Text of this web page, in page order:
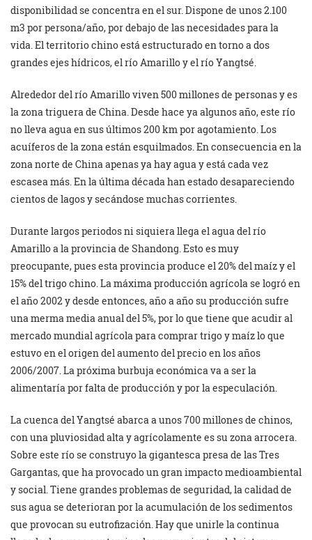
disponibilidad se concentra en el sur. Dispone de unos 2.100
m3 por persona/año, por debajo de las necesidades para la
vida. El territorio chino está estructurado en torno a dos
grandes ejes hídricos, el río Amarillo y el río Yangtsé.
Alrededor del río Amarillo viven 500 millones de personas y es
la zona triguera de China. Desde hace ya algunos año, este río
no lleva agua en sus últimos 200 km por agotamiento. Los
acuíferos de la zona están esquilmados. En consecuencia en la
zona norte de China apenas ya hay agua y está cada vez
escasea más. En la última década han estado desapareciendo
cientos de lagos y secándose muchas corrientes.
Durante largos periodos ni siquiera llega el agua del río
Amarillo a la provincia de Shandong. Esto es muy
preocupante, pues esta provincia produce el 20% del maíz y el
15% del trigo chino. La máxima producción agrícola se logró en
el año 2002 y desde entonces, año a año su producción sufre
una merma media anual del 5%, por lo que tiene que acudir al
mercado mundial agrícola para comprar trigo y maíz lo que
estuvo en el origen del aumento del precio en los años
2006/2007. La próxima burbuja económica va a ser la
alimentaría por falta de producción y por la especulación.
La cuenca del Yangtsé abarca a unos 700 millones de chinos,
con una pluviosidad alta y agrícolamente es su zona arrocera.
Sobre este río se construyo la gigantesca presa de las Tres
Gargantas, que ha provocado un gran impacto medioambiental
y social. Tiene grandes problemas de seguridad, la calidad de
sus agua se deterioran por la acumulación de los sedimentos
que provocan su eutrofización. Hay que unirle la continua